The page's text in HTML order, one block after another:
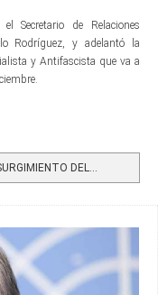
Secretario de Relaciones
Rodríguez, y adelantó la
y Antifascista que va a
DEL...